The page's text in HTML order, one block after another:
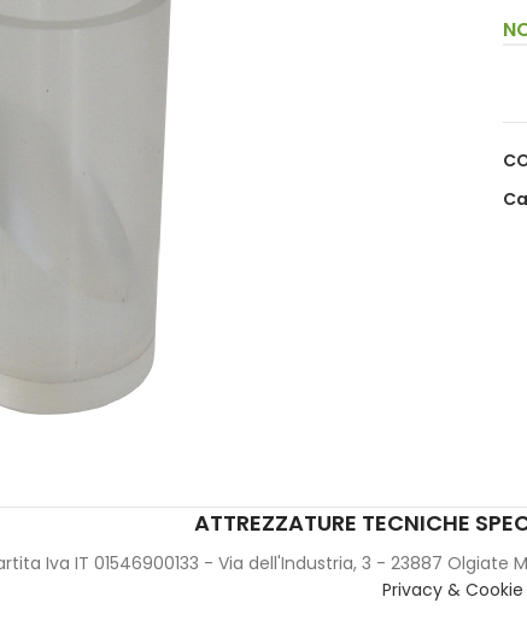
ATTREZZATURE TECNICHE
Iva IT 01546900133 - Via dell'Industria, 3 - 23887
Privacy & Cookie